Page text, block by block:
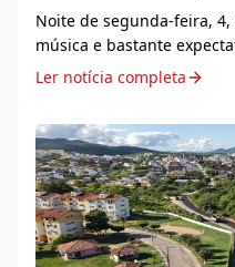
Noite de segunda-feira,
música e bastante
programação do Melhor
Jequié 2026, evento
Ler notícia completa